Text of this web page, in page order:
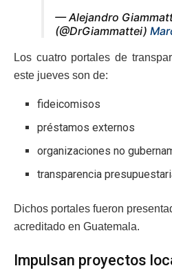
— Alejandro
(@DrGiammattei)
Los cuatro portales de
este jueves son de:
fideicomisos
préstamos externos
organizaciones no
transparencia
Dichos portales fueron
acreditado en Guatemala.
Impulsan proyectos